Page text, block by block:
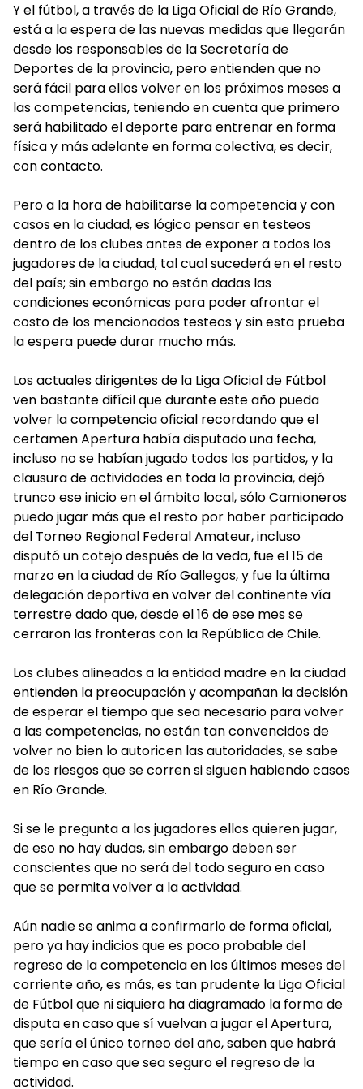
Y el fútbol, a través de la Liga Oficial de Río Grande,
está a la espera de las nuevas medidas que llegarán
desde los responsables de la Secretaría de
Deportes de la provincia, pero entienden que no
será fácil para ellos volver en los próximos meses a
las competencias, teniendo en cuenta que primero
será habilitado el deporte para entrenar en forma
física y más adelante en forma colectiva, es decir,
con contacto.
Pero a la hora de habilitarse la competencia y con
casos en la ciudad, es lógico pensar en testeos
dentro de los clubes antes de exponer a todos los
jugadores de la ciudad, tal cual sucederá en el resto
del país; sin embargo no están dadas las
condiciones económicas para poder afrontar el
costo de los mencionados testeos y sin esta prueba
la espera puede durar mucho más.
Los actuales dirigentes de la Liga Oficial de Fútbol
ven bastante difícil que durante este año pueda
volver la competencia oficial recordando que el
certamen Apertura había disputado una fecha,
incluso no se habían jugado todos los partidos, y la
clausura de actividades en toda la provincia, dejó
trunco ese inicio en el ámbito local, sólo Camioneros
puedo jugar más que el resto por haber participado
del Torneo Regional Federal Amateur, incluso
disputó un cotejo después de la veda, fue el 15 de
marzo en la ciudad de Río Gallegos, y fue la última
delegación deportiva en volver del continente vía
terrestre dado que, desde el 16 de ese mes se
cerraron las fronteras con la República de Chile.
Los clubes alineados a la entidad madre en la ciudad
entienden la preocupación y acompañan la decisión
de esperar el tiempo que sea necesario para volver
a las competencias, no están tan convencidos de
volver no bien lo autoricen las autoridades, se sabe
de los riesgos que se corren si siguen habiendo casos
en Río Grande.
Si se le pregunta a los jugadores ellos quieren jugar,
de eso no hay dudas, sin embargo deben ser
conscientes que no será del todo seguro en caso
que se permita volver a la actividad.
Aún nadie se anima a confirmarlo de forma oficial,
pero ya hay indicios que es poco probable del
regreso de la competencia en los últimos meses del
corriente año, es más, es tan prudente la Liga Oficial
de Fútbol que ni siquiera ha diagramado la forma de
disputa en caso que sí vuelvan a jugar el Apertura,
que sería el único torneo del año, saben que habrá
tiempo en caso que sea seguro el regreso de la
actividad.